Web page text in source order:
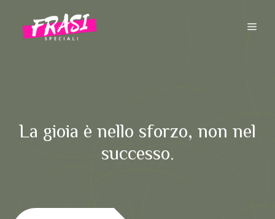
contenuto
La gioia è nello sforzo, non nel
successo.